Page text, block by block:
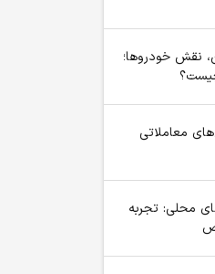
نقش خودروها؛
معاملاتی
محلی: تجربه